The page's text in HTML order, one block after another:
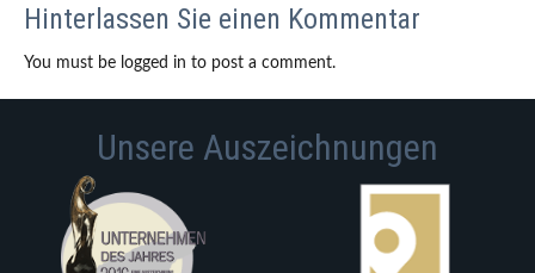
Hinterlassen Sie einen Kommentar
You must be logged in to post a comment.
Unsere Auszeichnungen